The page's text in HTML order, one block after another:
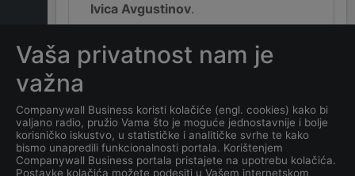
Ivica Avgustinov.
Koja je adresa kompanije
DOO ZLATIBOR INVEST-
STEČAJU?
Koji je datum osnivanja
kompanijeDOO ZLATIBOR
Vaša privatnost nam je
važna
Companywall Business koristi kolačiće (engl. cookies) kako bi
valjano radio, pružio Vama što je moguće jednostavnije i bolje
korisničko iskustvo, u statističke i analitičke svrhe te kako
bismo unapredili funkcionalnosti portala. Korištenjem
Companywall Business portala pristajete na upotrebu kolačića.
Postavke kolačića možete podesiti u Vašem internetskom